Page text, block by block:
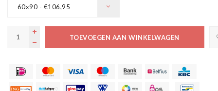
60x90 - €106,95
TOEVOEGEN AAN WINKELWAGEN